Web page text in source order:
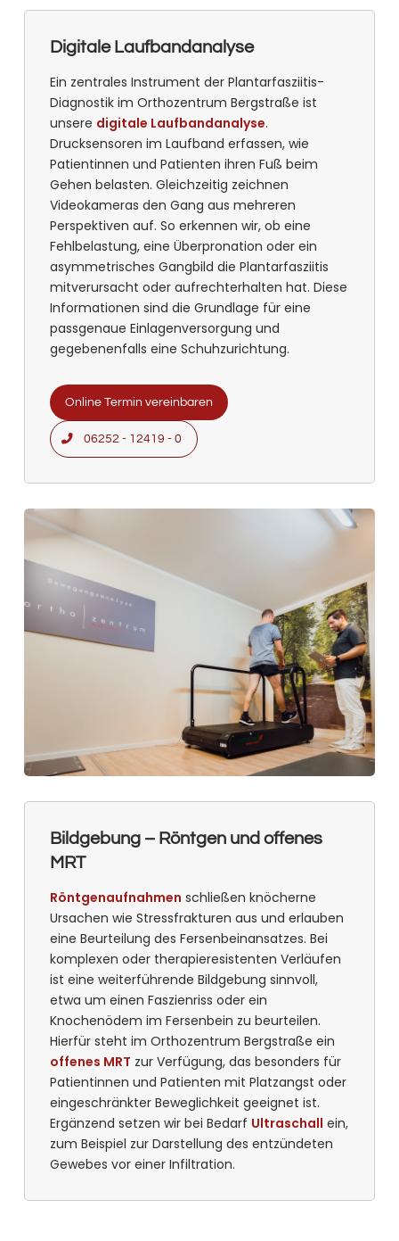
Digitale Laufbandanalyse
Ein zentrales Instrument der Plantarfasziitis-
Diagnostik im Orthozentrum Bergstraße ist
unsere digitale Laufbandanalyse.
Drucksensoren im Laufband erfassen, wie
Patientinnen und Patienten ihren Fuß beim
Gehen belasten. Gleichzeitig zeichnen
Videokameras den Gang aus mehreren
Perspektiven auf. So erkennen wir, ob eine
Fehlbelastung, eine Überpronation oder ein
asymmetrisches Gangbild die Plantarfasziitis
mitverursacht oder aufrechterhalten hat. Diese
Informationen sind die Grundlage für eine
passgenaue Einlagenversorgung und
gegebenenfalls eine Schuhzurichtung.
Online Termin vereinbaren
06252 - 12419 - 0
Bildgebung – Röntgen und offenes
MRT
Röntgenaufnahmen schließen knöcherne
Ursachen wie Stressfrakturen aus und erlauben
eine Beurteilung des Fersenbeinansatzes. Bei
komplexen oder therapieresistenten Verläufen
ist eine weiterführende Bildgebung sinnvoll,
etwa um einen Faszienriss oder ein
Knochenödem im Fersenbein zu beurteilen.
Hierfür steht im Orthozentrum Bergstraße ein
offenes MRT zur Verfügung, das besonders für
Patientinnen und Patienten mit Platzangst oder
eingeschränkter Beweglichkeit geeignet ist.
Ergänzend setzen wir bei Bedarf Ultraschall ein,
zum Beispiel zur Darstellung des entzündeten
Gewebes vor einer Infiltration.